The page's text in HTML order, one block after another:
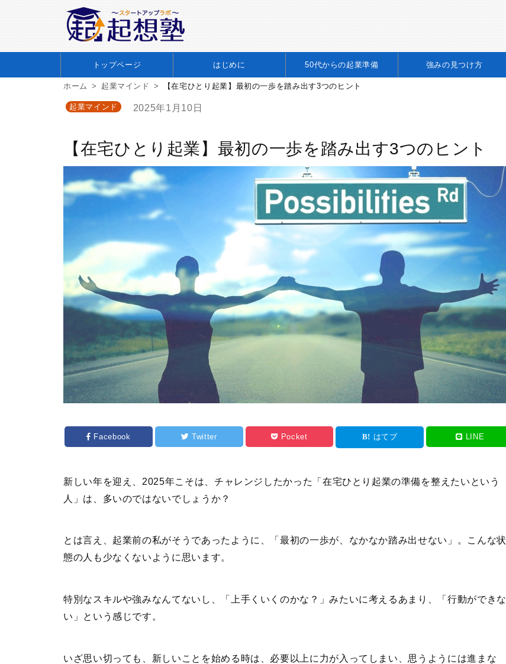
トップページ はじめに 50代からの起業準備 強みの見つけ方
ホーム 起業マインド 【在宅ひとり起業】最初の一歩を踏み出す3つのヒント
起業マインド 2025年1月10日
【在宅ひとり起業】最初の一歩を踏み出す3つのヒント
Facebook Twitter Pocket はてブ LINE
新しい年を迎え、2025年こそは、チャレンジしたかった「在宅ひとり起業の準備を整えたいという
人」は、多いのではないでしょうか？
とは言え、起業前の私がそうであったように、「最初の一歩が、なかなか踏み出せない」。こんな状
態の人も少なくないように思います。
特別なスキルや強みなんてないし、「上手くいくのかな？」みたいに考えるあまり、「行動ができな
い」という感じです。
いざ思い切っても、新しいことを始める時は、必要以上に力が入ってしまい、思うようには進まな